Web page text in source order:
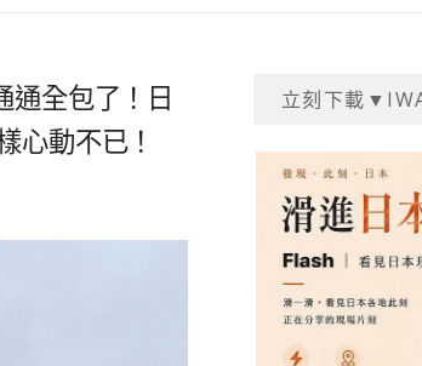
通全包了！日
心動不已！
立刻下載